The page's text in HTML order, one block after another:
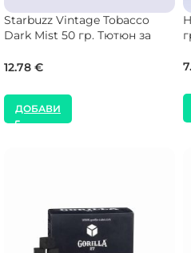
Starbuzz Vintage Tobacco
Dark Mist 50 гр. Тютюн за
12.78 €
ДОБАВИ